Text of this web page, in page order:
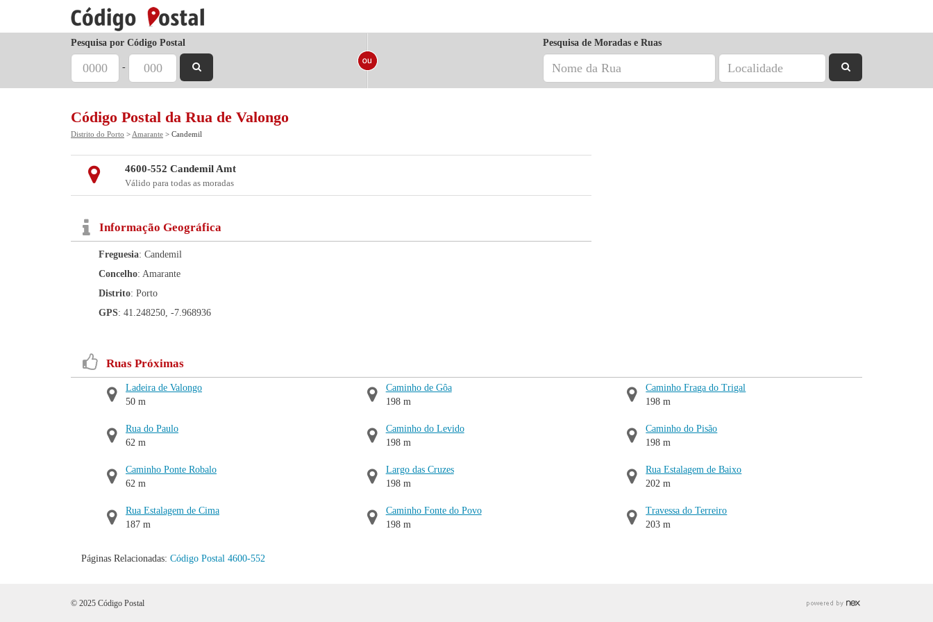
Pesquisa por Código Postal
-
Pesquisa de Moradas e Ruas
Código Postal da Rua de Valongo
Distrito do Porto > Amarante > Candemil
4600-552 Candemil Amt
Válido para todas as moradas
Informação Geográfica
Freguesia: Candemil
Concelho: Amarante
Distrito: Porto
GPS: 41.248250, -7.968936
Ruas Próximas
Ladeira de Valongo
50 m
Rua do Paulo
62 m
Caminho Ponte Robalo
62 m
Rua Estalagem de Cima
187 m
Caminho de Gôa
198 m
Caminho do Levido
198 m
Largo das Cruzes
198 m
Caminho Fonte do Povo
198 m
Caminho Fraga do Trigal
198 m
Caminho do Pisão
198 m
Rua Estalagem de Baixo
202 m
Travessa do Terreiro
203 m
Páginas Relacionadas: Código Postal 4600-552
© 2025 Código Postal